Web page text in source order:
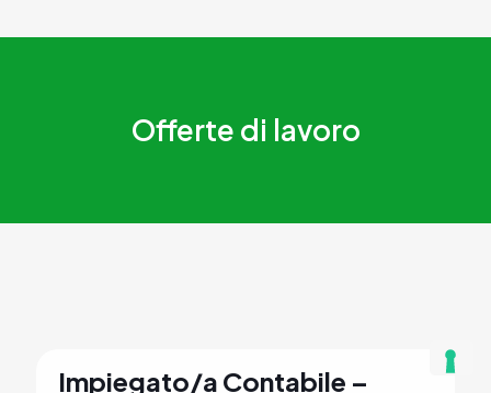
Offerte di lavoro
Impiegato/a Contabile –